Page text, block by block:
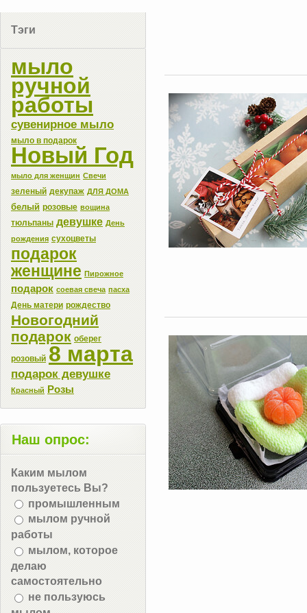
Тэги
мыло
ручной
работы
сувенирное мыло
мыло в подарок
Новый Год
мыло для женщин Свечи
зеленый декупаж ДЛЯ ДОМА
белый розовые вощина
тюльпаны девушке День
рождения сухоцветы
подарок
женщине Пирожное
подарок соевая свеча пасха
День матери рождество
Новогодний
подарок оберег
розовый 8 марта
подарок девушке
Красный Розы
Наш опрос:
Каким мылом
пользуетесь Вы?
промышленным
мылом ручной
работы
мылом, которое
делаю
самостоятельно
не пользуюсь